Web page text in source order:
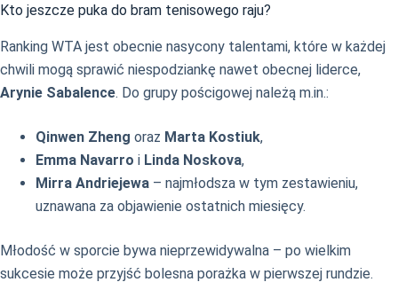
Kto jeszcze puka do bram tenisowego raju?
Ranking WTA jest obecnie nasycony talentami, które w każdej
chwili mogą sprawić niespodziankę nawet obecnej liderce,
Arynie Sabalence. Do grupy pościgowej należą m.in.:
Qinwen Zheng oraz Marta Kostiuk,
Emma Navarro i Linda Noskova,
Mirra Andriejewa – najmłodsza w tym zestawieniu,
uznawana za objawienie ostatnich miesięcy.
Młodość w sporcie bywa nieprzewidywalna – po wielkim
sukcesie może przyjść bolesna porażka w pierwszej rundzie.